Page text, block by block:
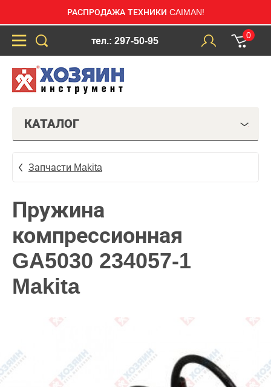
РАСПРОДАЖА ТЕХНИКИ CAIMAN!
тел.: 297-50-95
0
КАТАЛОГ
Запчасти Makita
Пружина
компрессионная
GA5030 234057-1
Makita